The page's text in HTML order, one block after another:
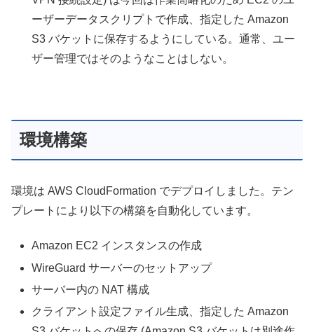
ーザーデータスクリプトで作成、指定した Amazon
S3 バケットに保存するようにしている。通常、ユー
ザー管理ではそのようなことはしない。
環境構築
環境は AWS CloudFormation でデプロイしました。テン
プレートにより以下の構築を自動化しています。
Amazon EC2 インスタンスの作成
WireGuard サーバーのセットアップ
サーバー内の NAT 構成
クライアント設定ファイル生成、指定した Amazon